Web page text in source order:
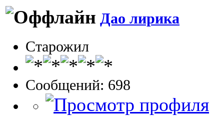
Дао лирика
Старожил
Сообщений: 698